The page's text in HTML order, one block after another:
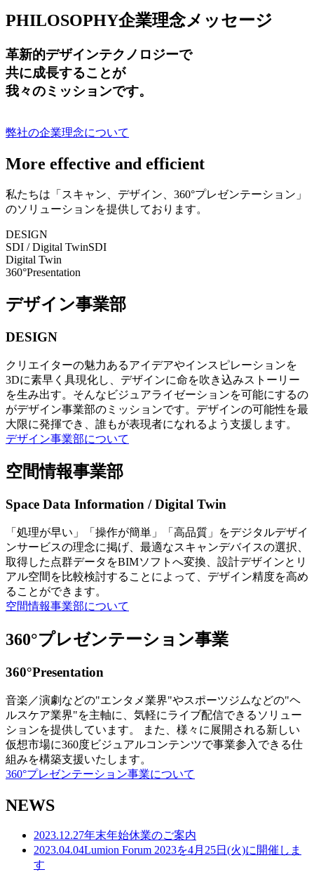
PHILOSOPHY企業理念メッセージ
革新的デザインテクノロジーで
共に成長することが
我々のミッションです。
弊社の企業理念について
More effective and efficient
私たちは「スキャン、デザイン、360°プレゼンテーション」
のソリューションを提供しております。
DESIGN
SDI / Digital TwinSDI
Digital Twin
360°Presentation
デザイン事業部
DESIGN
クリエイターの魅力あるアイデアやインスピレーションを
3Dに素早く具現化し、デザインに命を吹き込みストーリー
を生み出す。そんなビジュアライゼーションを可能にするの
がデザイン事業部のミッションです。デザインの可能性を最
大限に発揮でき、誰もが表現者になれるよう支援します。
デザイン事業部について
空間情報事業部
Space Data Information / Digital Twin
「処理が早い」「操作が簡単」「高品質」をデジタルデザイ
ンサービスの理念に掲げ、最適なスキャンデバイスの選択、
取得した点群データをBIMソフトへ変換、設計デザインとリ
アル空間を比較検討することによって、デザイン精度を高め
ることができます。
空間情報事業部について
360°プレゼンテーション事業
360°Presentation
音楽／演劇などの"エンタメ業界"やスポーツジムなどの"ヘ
ルスケア業界"を主軸に、気軽にライブ配信できるソリュー
ションを提供しています。 また、様々に展開される新しい
仮想市場に360度ビジュアルコンテンツで事業参入できる仕
組みを構築支援いたします。
360°プレゼンテーション事業について
NEWS
2023.12.27年末年始休業のご案内
2023.04.04Lumion Forum 2023を4月25日(火)に開催しま
す